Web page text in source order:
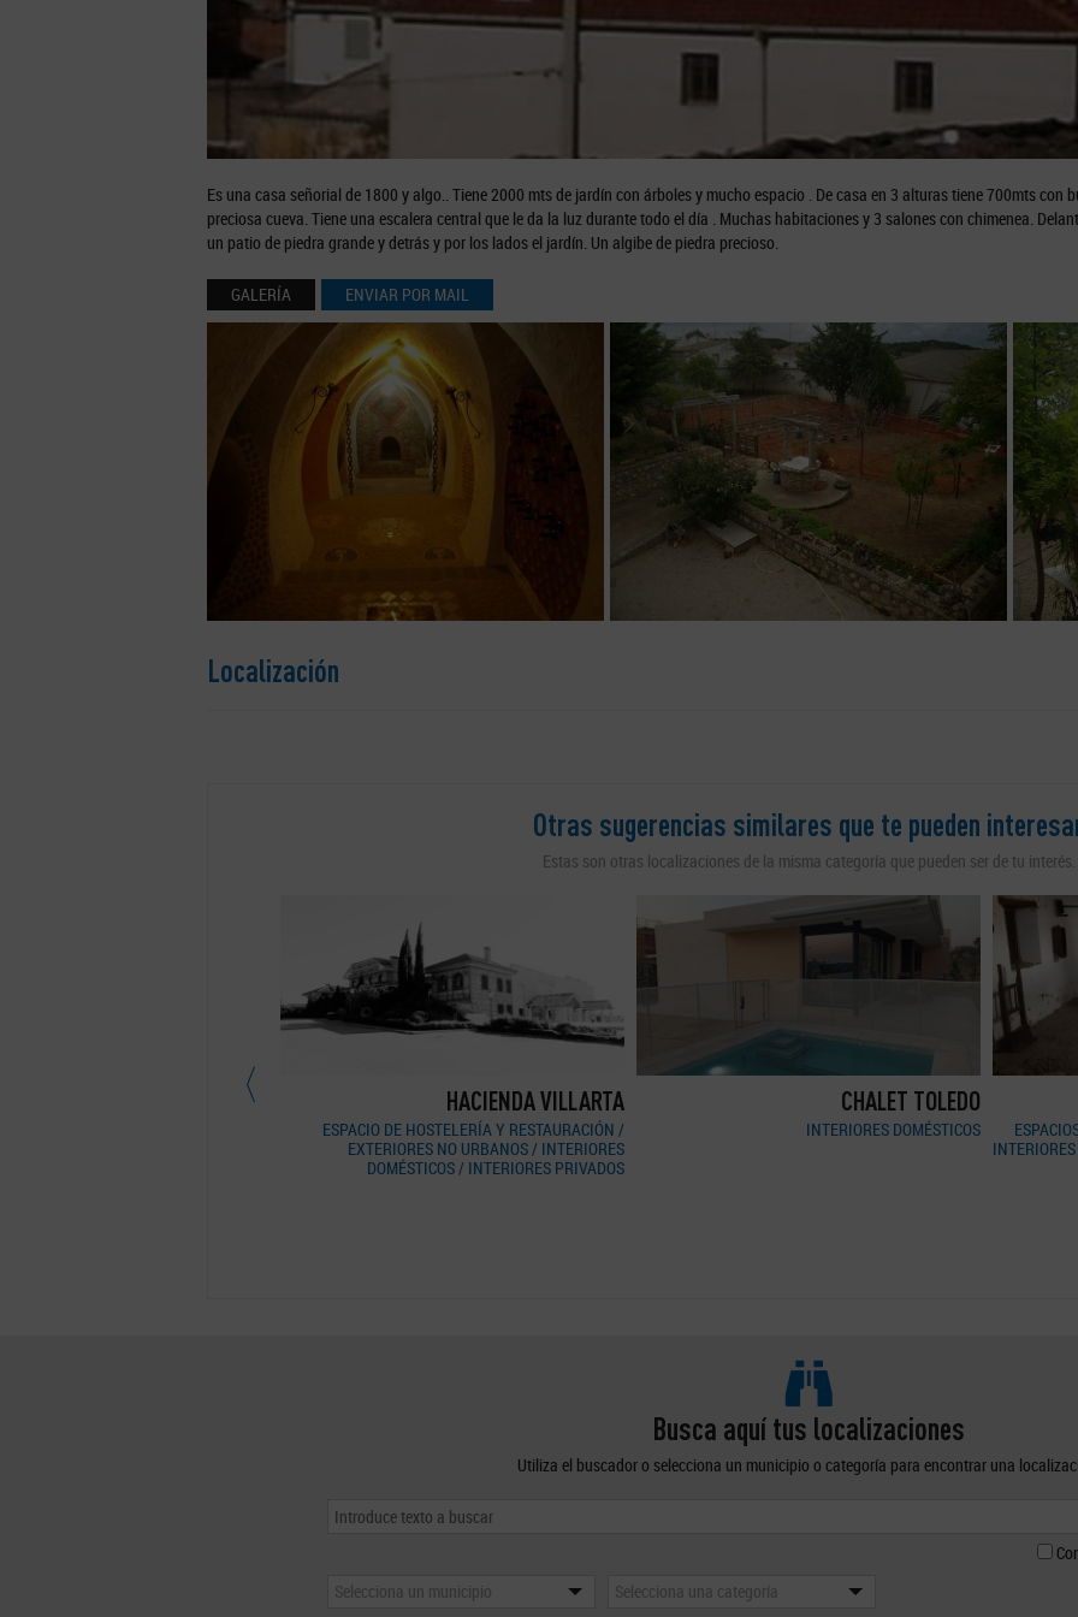
Es una casa señorial de 1800 y algo.. Tiene 2000 mts de jardín con árboles y mucho espacio . De casa en 3 alturas tiene 700mts con
preciosa cueva. Tiene una escalera central que le da la luz durante todo el día . Muchas habitaciones y 3 salones con chimenea.
un patio de piedra grande y detrás y por los lados el jardín. Un algibe de piedra precioso.
GALERÍA ENVIAR POR MAIL
Localización
Otras sugerencias similares que te pueden
Estas son otras localizaciones de la misma categoría que pueden ser de tu interés.
HACIENDA VILLARTA CHALET TOLEDO
INTERIORES DOMÉSTICOS
MOLINO DE ACEITE
ESPACIOS DE OCIO, CULTURA Y ESPECTÁCULOS /
Busca aquí tus localizaciones
Utiliza el buscador o selecciona un municipio o categoría para encontrar una
Selecciona un municipio
Selecciona una categoría